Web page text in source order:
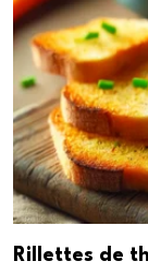
Rillettes de